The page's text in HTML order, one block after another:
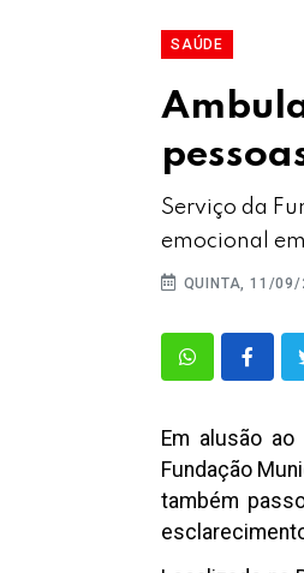
SAÚDE
Serviço da
emocional
QUINTA, 11/
Em alusão
Fundação
também